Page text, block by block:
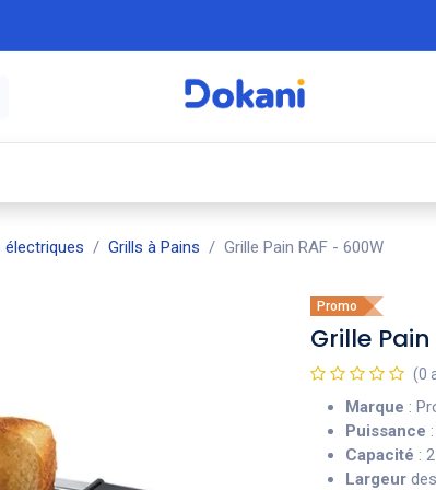
électriques Grills à Pains Grille Pain RAF - 600W
Promo
Grille
(0
Marque :
Puissance
Capacité :
Largeur